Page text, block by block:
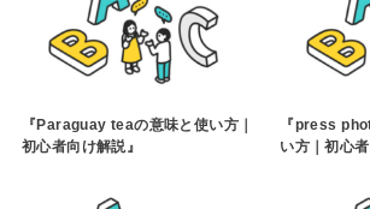
『Paraguay teaの意味と使い方｜
初心者向け解説』
『press
い方｜初心